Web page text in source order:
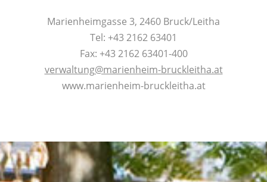
Marienheimgasse 3, 2460 Bruck/Leitha
Tel: +43 2162 63401
Fax: +43 2162 63401-400
verwaltung@marienheim-bruckleitha.at
www.marienheim-bruckleitha.at